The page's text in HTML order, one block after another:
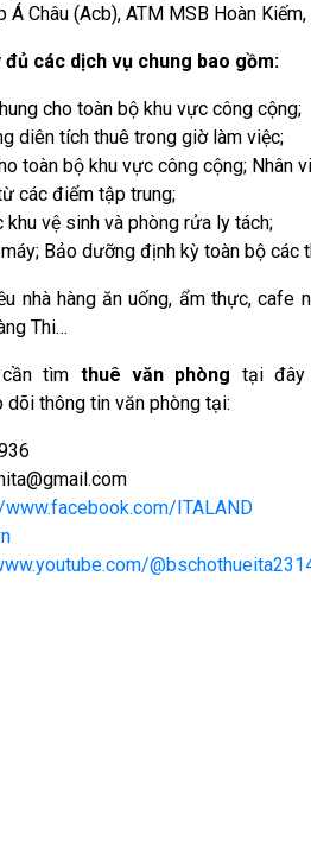
Á Châu (Acb), ATM MSB Hoàn
các dịch vụ chung bao gồm:
cho toàn bộ khu vực công cộng;
diên tích thuê trong giờ làm việc;
toàn bộ khu vực công cộng; Nhân
các điểm tập trung;
vệ sinh và phòng rửa ly tách;
Bảo dưỡng định kỳ toàn bộ các
nhà hàng ăn uống, ẩm thực,
Thi…
tìm thuê văn phòng tại đây
dõi thông tin văn phòng tại:
ITALAND